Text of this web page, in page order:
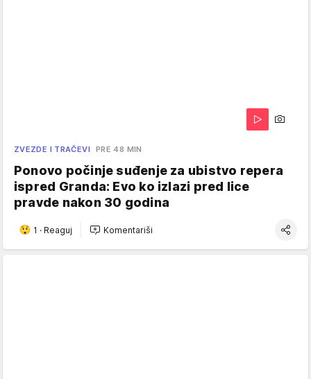
ZVEZDE I TRAČEVI PRE 48 MIN
Ponovo počinje suđenje za ubistvo repera
ispred Granda: Evo ko izlazi pred lice
pravde nakon 30 godina
1 · Reaguj Komentariši